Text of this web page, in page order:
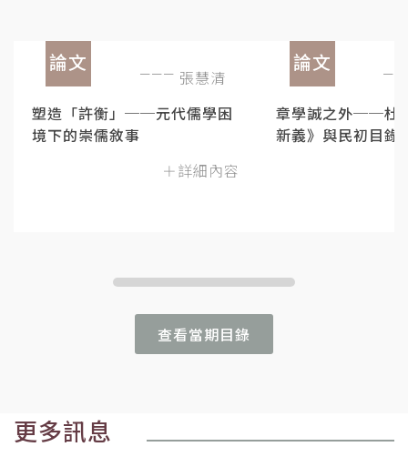
論文
張慧清
塑造「許衡」──元代儒學困
境下的崇儒敘事
＋詳細內容
論文
章學誠之外──杜
新義》與民初目錄
查看當期目錄
更多訊息